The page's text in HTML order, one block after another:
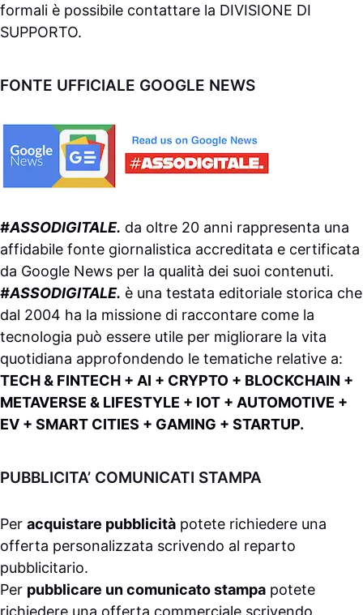
formali è possibile contattare la DIVISIONE DI
SUPPORTO.
FONTE UFFICIALE GOOGLE NEWS
#ASSODIGITALE. da oltre 20 anni rappresenta una
affidabile fonte giornalistica accreditata e certificata
da Google News per la qualità dei suoi contenuti.
#ASSODIGITALE. è una testata editoriale storica che
dal 2004 ha la missione di raccontare come la
tecnologia può essere utile per migliorare la vita
quotidiana approfondendo le tematiche relative a:
TECH & FINTECH + AI + CRYPTO + BLOCKCHAIN +
METAVERSE & LIFESTYLE + IOT + AUTOMOTIVE +
EV + SMART CITIES + GAMING + STARTUP.
PUBBLICITA’ COMUNICATI STAMPA
Per acquistare pubblicità potete richiedere una
offerta personalizzata scrivendo al reparto
pubblicitario.
Per pubblicare un comunicato stampa potete
richiedere una offerta commerciale scrivendo